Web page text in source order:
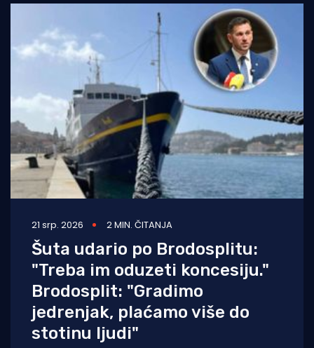
21 srp. 2026 2 MIN. ČITANJA
Šuta udario po Brodosplitu:
"Treba im oduzeti koncesiju."
Brodosplit: "Gradimo
jedrenjak, plaćamo više do
stotinu ljudi"